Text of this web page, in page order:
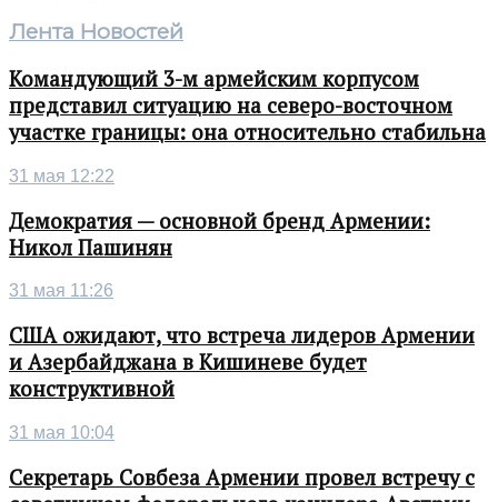
Лента Новостей
Командующий 3-м армейским корпусом
представил ситуацию на северо-восточном
участке границы: она относительно стабильна
31 мая 12:22
Демократия — основной бренд Армении:
Никол Пашинян
31 мая 11:26
США ожидают, что встреча лидеров Армении
и Азербайджана в Кишиневе будет
конструктивной
31 мая 10:04
Секретарь Совбеза Армении провел встречу с